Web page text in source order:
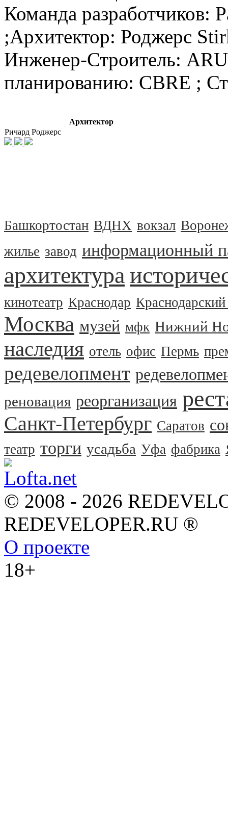
Команда разработчиков:
;Архитектор: Роджерс
Инженер-Строитель:
планированию: CBRE ;
Архитектор
Ричард Роджерс
Башкортостан ВДНХ вокзал
жилье завод информационный
архитектура
кинотеатр Краснодар
Москва музей мфк Нижний
наследия отель офис Пермь
редевелопмент
реновация реорганизация
Санкт-Петербург Саратов
театр торги усадьба Уфа фабрика
© 2008 - 2026
REDEVELOPER.RU ®
О проекте
18+